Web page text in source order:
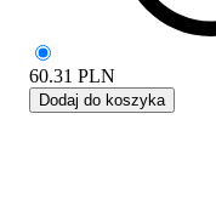
60.31 PLN
Dodaj do koszyka